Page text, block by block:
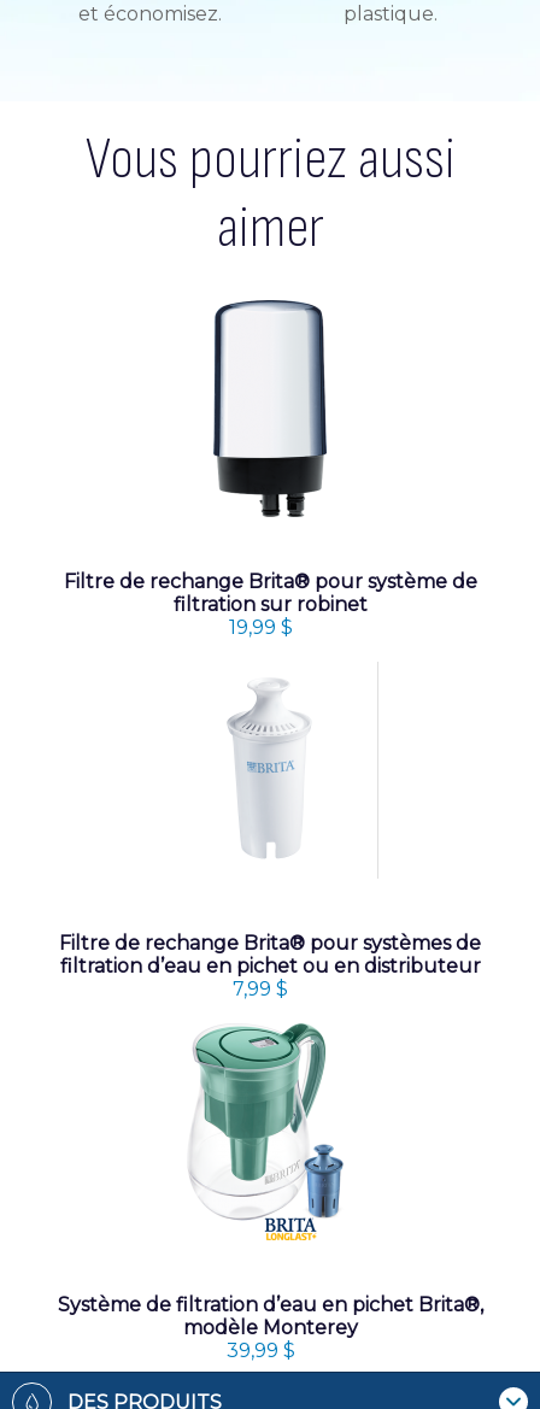
et économisez.
plastique.
Vous pourriez aussi
aimer
Filtre de rechange Brita® pour système de
filtration sur robinet
19,99 $
Filtre de rechange Brita® pour systèmes de
filtration d’eau en pichet ou en distributeur
7,99 $
Système de filtration d’eau en pichet Brita®,
modèle Monterey
39,99 $
DES PRODUITS